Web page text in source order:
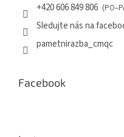
+420 606 849 806
Sledujte nás na
pametnirazba_cmqc
Facebook